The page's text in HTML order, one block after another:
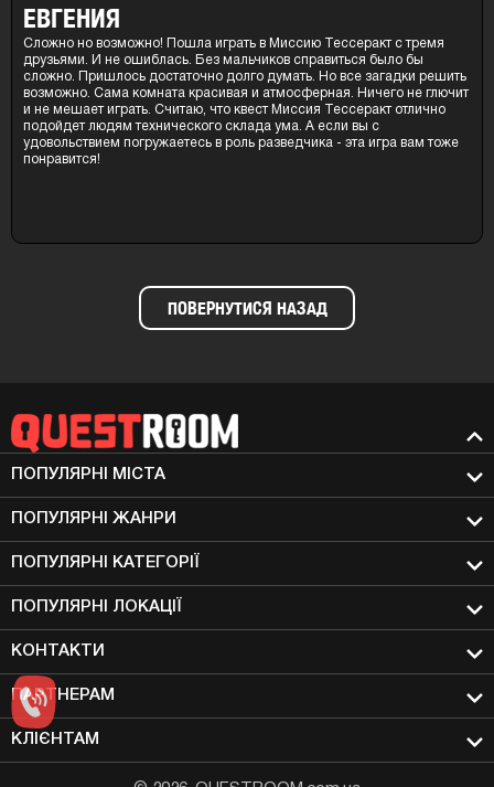
ЕВГЕНИЯ
Сложно но возможно! Пошла играть в Миссию Тессеракт с тремя
друзьями. И не ошиблась. Без мальчиков справиться было бы
сложно. Пришлось достаточно долго думать. Но все загадки решить
возможно. Сама комната красивая и атмосферная. Ничего не глючит
и не мешает играть. Считаю, что квест Миссия Тессеракт отлично
подойдет людям технического склада ума. А если вы с
удовольствием погружаетесь в роль разведчика - эта игра вам тоже
понравится!
ПОВЕРНУТИСЯ НАЗАД
ПОПУЛЯРНІ МIСТА
ПОПУЛЯРНІ ЖАНРИ
ПОПУЛЯРНІ КАТЕГОРІЇ
ПОПУЛЯРНІ ЛОКАЦІЇ
КОНТАКТИ
ПАРТНЕРАМ
КЛІЄНТАМ